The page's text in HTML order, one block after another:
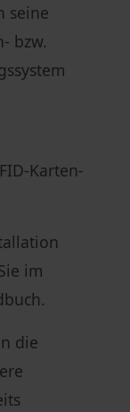
seine
bzw.
Karten-
im
die